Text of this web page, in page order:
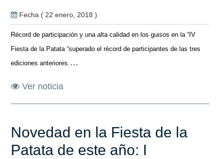
Fecha ( 22 enero, 2018 )
Récord de participación y una alta calidad en los guisos en la “IV
Fiesta de la Patata “superado el récord de participantes de las tres
ediciones anteriores. …
Ver noticia
Novedad en la Fiesta de la
Patata de este año: I